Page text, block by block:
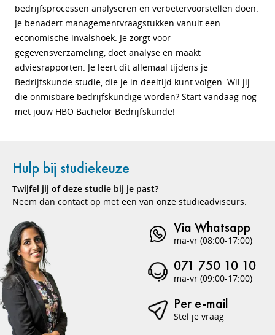
bedrijfsprocessen analyseren en verbetervoorstellen doen.
Je benadert managementvraagstukken vanuit een
economische invalshoek. Je zorgt voor
gegevensverzameling, doet analyse en maakt
adviesrapporten. Je leert dit allemaal tijdens je
Bedrijfskunde studie, die je in deeltijd kunt volgen. Wil jij
die onmisbare bedrijfskundige worden? Start vandaag nog
met jouw HBO Bachelor Bedrijfskunde!
Hulp bij studiekeuze
Twijfel jij of deze studie bij je past?
Neem dan contact op met een van onze studieadviseurs:
Via Whatsapp
ma-vr (08:00-17:00)
071 750 10 10
ma-vr (09:00-17:00)
Per e-mail
Stel je vraag